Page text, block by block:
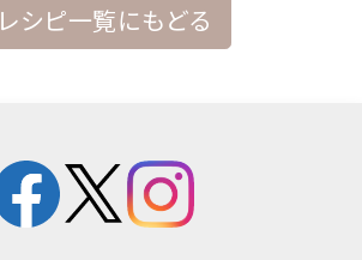
レシピ一覧にもどる